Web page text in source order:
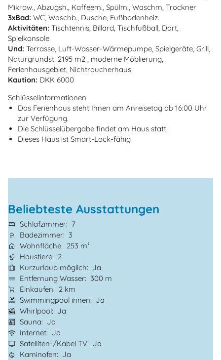
Mikrow., Abzugsh., Kaffeem., Spülm., Waschm, Trockner
3xBad: WC, Waschb., Dusche, Fußbodenheiz.
Aktivitäten: Tischtennis, Billard, Tischfußball, Dart,
Spielkonsole
Und: Terrasse, Luft-Wasser-Wärmepumpe, Spielgeräte, Grill,
Naturgrundst. 2195 m2 , moderne Möblierung,
Ferienhausgebiet, Nichtraucherhaus
Kaution: DKK 6000
Schlüsselinformationen
Das Ferienhaus steht Ihnen am Anreisetag ab 16:00 Uhr
zur Verfügung.
Die Schlüsselübergabe findet am Haus statt.
Dieses Haus ist Smart-Lock-fähig
Beliebteste Ausstattungen
Schlafzimmer
7
Badezimmer
3
Wohnfläche
253 m²
Haustiere
2
Kurzurlaub möglich
Ja
Entfernung Wasser
300 m
Einkaufen
2 km
Swimmingpool innen
Ja
Whirlpool
Ja
Sauna
Ja
Internet
Ja
Satelliten-/Kabel TV
Ja
Kaminofen
Ja